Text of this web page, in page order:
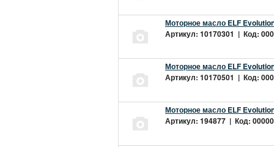
Моторное масло ELF
Артикул: 10170301 | Код:
Моторное масло ELF
Артикул: 10170501 | Код:
Моторное масло ELF
Артикул: 194877 | Код: